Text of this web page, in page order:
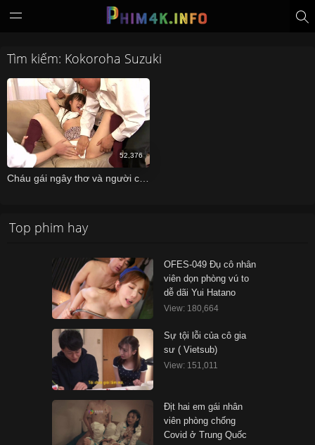
Tìm kiếm: Kokoroha Suzuki
52,376
Top phim hay
OFES-049 Đụ cô nhân
viên dọn phòng vú to
dễ dãi Yui Hatano
View: 180,664
Sự tội lỗi của cô gia
sư ( Vietsub)
View: 151,011
Địt hai em gái nhân
viên phòng chống
Covid ở Trung Quốc